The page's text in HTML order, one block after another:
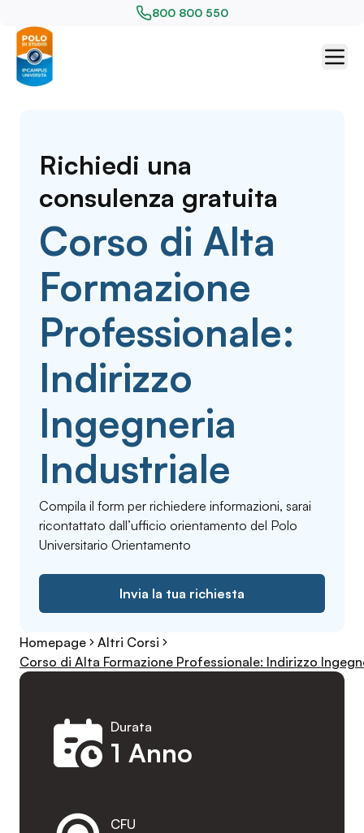
800 800 550
Richiedi una
consulenza gratuita
Corso di Alta
Formazione
Professionale:
Indirizzo
Ingegneria
Industriale
Compila il form per richiedere informazioni, sarai
ricontattato dall’ufficio orientamento del Polo
Universitario Orientamento
Invia la tua richiesta
Homepage
Altri Corsi
Corso di Alta Formazione Professionale: Indirizzo
1 Anno
Durata
CFU